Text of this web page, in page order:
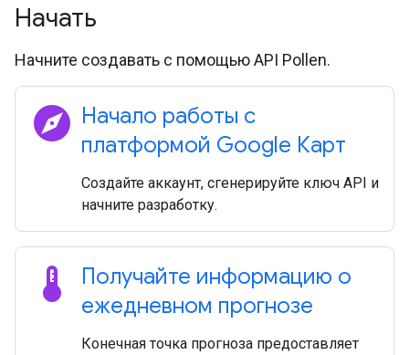
Начать
Начните создавать с помощью API Pollen.
explore Начало работы с
платформой Google Карт
Создайте аккаунт, сгенерируйте ключ API и
начните разработку.
thermostat
Получайте информацию о
ежедневном прогнозе
Конечная точка прогноза предоставляет